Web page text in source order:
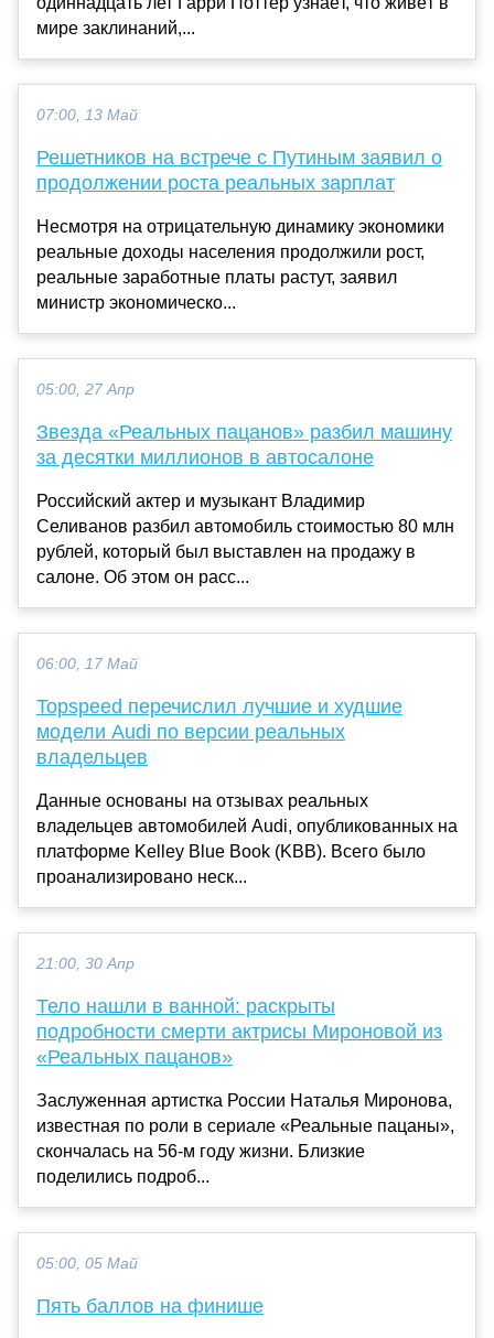
мире заклинаний,...
07:00, 13 Май
Решетников на встрече с Путиным заявил о
продолжении роста реальных зарплат
Несмотря на отрицательную динамику экономики
реальные доходы населения продолжили рост,
реальные заработные платы растут, заявил
министр экономическо...
05:00, 27 Апр
Звезда «Реальных пацанов» разбил машину
за десятки миллионов в автосалоне
Российский актер и музыкант Владимир
Селиванов разбил автомобиль стоимостью 80 млн
рублей, который был выставлен на продажу в
салоне. Об этом он расс...
06:00, 17 Май
Topspeed перечислил лучшие и худшие
модели Audi по версии реальных
владельцев
Данные основаны на отзывах реальных
владельцев автомобилей Audi, опубликованных на
платформе Kelley Blue Book (KBB). Всего было
проанализировано неск...
21:00, 30 Апр
Тело нашли в ванной: раскрыты
подробности смерти актрисы Мироновой из
«Реальных пацанов»
Заслуженная артистка России Наталья Миронова,
известная по роли в сериале «Реальные пацаны»,
скончалась на 56-м году жизни. Близкие
поделились подроб...
05:00, 05 Май
Пять баллов на финише